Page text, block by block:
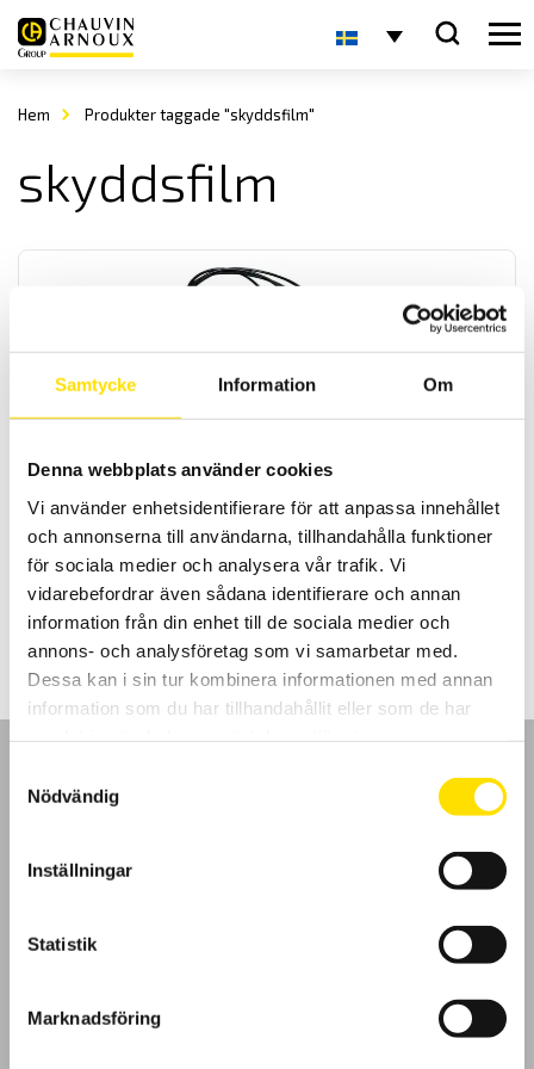
Samtycke Information Om
Denna webbplats använder cookies
Vi använder enhetsidentifierare för att anpassa innehållet
och annonserna till användarna, tillhandahålla funktioner
för sociala medier och analysera vår trafik. Vi
vidarebefordrar även sådana identifierare och annan
information från din enhet till de sociala medier och
annons- och analysföretag som vi samarbetar med.
Dessa kan i sin tur kombinera informationen med annan
information som du har tillhandahållit eller som de har
Nödvändig
Inställningar
Statistik
Marknadsföring
Hem Produkter taggade "skyddsfilm"
skyddsfilm
& övrigt
kabelrulle med 30 m längd för kontinuitetsmätning samt praktisk
"bläckfisk" för isolationsprovning samt övriga tillbehör till Chauvin-
Arnoux installationstestare.
230.00kr–1,350.00krPrisintervall:
230.00 kr
till
1,350.00 kr
LÄS MER